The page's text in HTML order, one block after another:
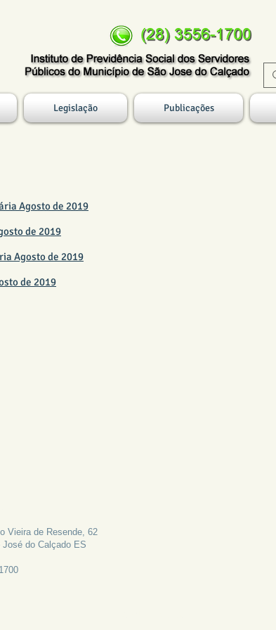
Legislação Publicações
Agosto de 2019
de 2019
Agosto de 2019
de 2019
Vieira de Resende, 62
do Calçado ES